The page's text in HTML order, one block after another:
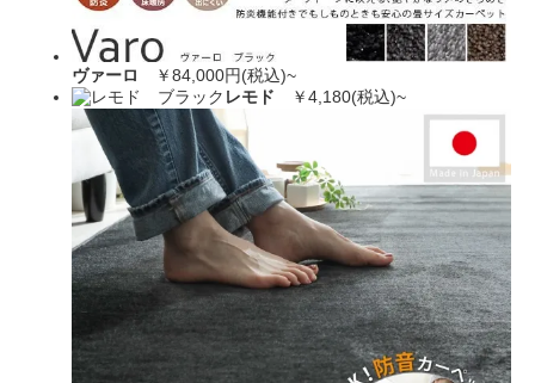
ヴァーロ
￥84,000円(税込)~
レモド ￥4,180(税込)~